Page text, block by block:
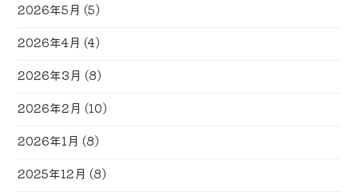
2026年5月 (5)
2026年4月 (4)
2026年3月 (8)
2026年2月 (10)
2026年1月 (8)
2025年12月 (8)